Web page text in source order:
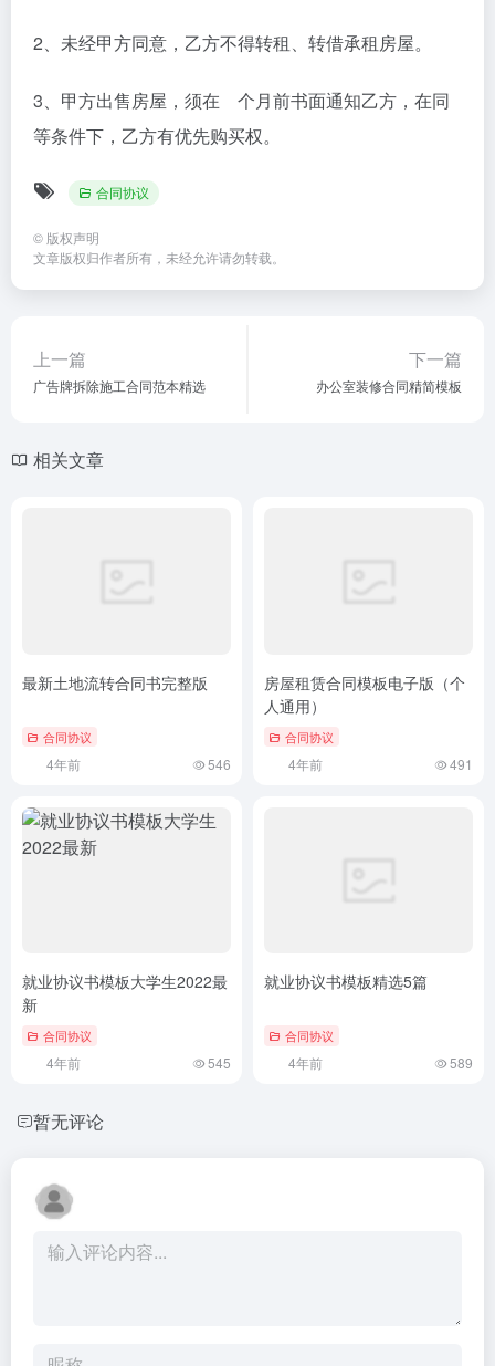
2、未经甲方同意，乙方不得转租、转借承租房屋。
3、甲方出售房屋，须在 个月前书面通知乙方，在同
等条件下，乙方有优先购买权。
合同协议
© 版权声明
文章版权归作者所有，未经允许请勿转载。
上一篇
广告牌拆除施工合同范本精选
下一篇
办公室装修合同精简模板
相关文章
最新土地流转合同书完整版
合同协议
4年前 546
房屋租赁合同模板电子版（个
人通用）
合同协议
4年前 491
就业协议书模板大学生2022最
新
合同协议
4年前 545
就业协议书模板精选5篇
合同协议
4年前 589
暂无评论